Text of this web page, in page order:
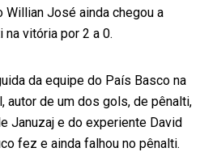
Willian José ainda chegou a
vitória por 2 a 0.
da equipe do País Basco na
autor de um dos gols, de pênalti,
Januzaj e do experiente David
fez e ainda falhou no pênalti.